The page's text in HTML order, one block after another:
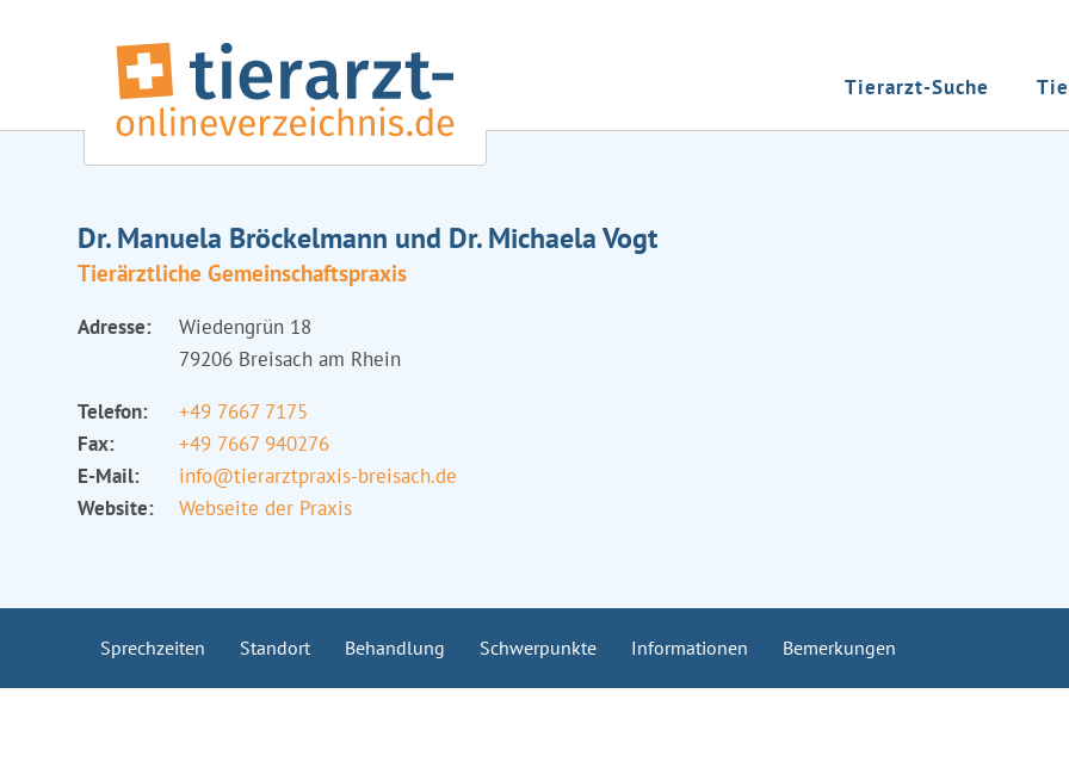
Tierarzt-Suche
Dr. Manuela Bröckelmann und Dr. Michaela Vogt
Tierärztliche Gemeinschaftspraxis
Adresse:
Wiedengrün 18
79206 Breisach am Rhein
Telefon:
+49 7667 7175
Fax:
+49 7667 940276
E-Mail:
info@tierarztpraxis-breisach.de
Website:
Webseite der Praxis
Sprechzeiten Standort Behandlung Schwerpunkte Informationen Bemerkungen